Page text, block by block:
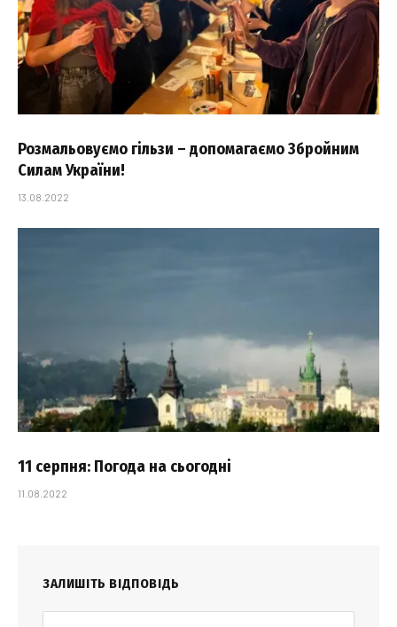
Розмальовуємо гільзи – допомагаємо Збройним
Силам України!
13.08.2022
11 серпня: Погода на сьогодні
11.08.2022
ЗАЛИШІТЬ ВІДПОВІДЬ